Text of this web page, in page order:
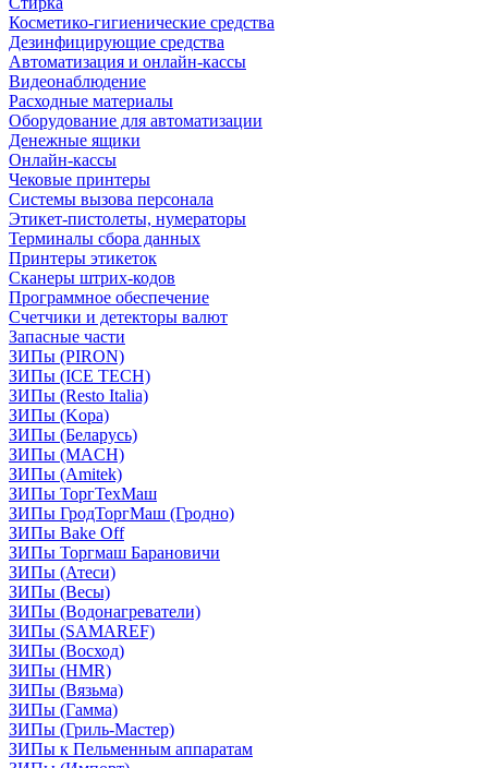
Косметико-гигиенические средства
Дезинфицирующие средства
Автоматизация и онлайн-кассы
Видеонаблюдение
Расходные материалы
Оборудование для автоматизации
Денежные ящики
Онлайн-кассы
Чековые принтеры
Системы вызова персонала
Этикет-пистолеты, нумераторы
Терминалы сбора данных
Принтеры этикеток
Сканеры штрих-кодов
Программное обеспечение
Счетчики и детекторы валют
Запасные части
ЗИПы (PIRON)
ЗИПы (ICE TECH)
ЗИПы (Resto Italia)
ЗИПы (Kopa)
ЗИПы (Беларусь)
ЗИПы (MACH)
ЗИПы (Amitek)
ЗИПы ТоргТехМаш
ЗИПы ГродТоргМаш (Гродно)
ЗИПы Bake Off
ЗИПы Торгмаш Барановичи
ЗИПы (Атеси)
ЗИПы (Весы)
ЗИПы (Водонагреватели)
ЗИПы (SAMAREF)
ЗИПы (Восход)
ЗИПы (HMR)
ЗИПы (Вязьма)
ЗИПы (Гамма)
ЗИПы (Гриль-Мастер)
ЗИПы к Пельменным аппаратам